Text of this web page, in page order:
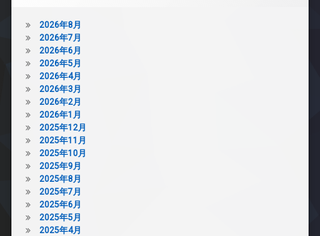
2026年8月
2026年7月
2026年6月
2026年5月
2026年4月
2026年3月
2026年2月
2026年1月
2025年12月
2025年11月
2025年10月
2025年9月
2025年8月
2025年7月
2025年6月
2025年5月
2025年4月